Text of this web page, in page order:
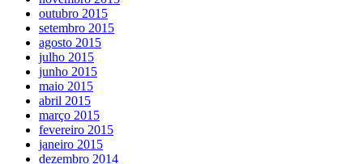
outubro 2015
setembro 2015
agosto 2015
julho 2015
junho 2015
maio 2015
abril 2015
março 2015
fevereiro 2015
janeiro 2015
dezembro 2014